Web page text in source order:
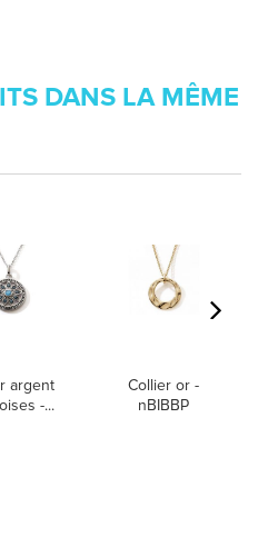
DANS LA MÊME
argent
-...
Collier or -
nBIBBP